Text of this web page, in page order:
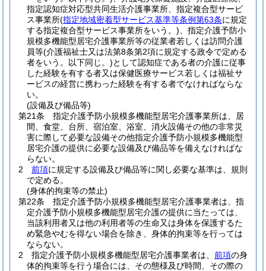
指定認知症対応型共同生活介護事業所、指定複合型サービ
ス事業所(指定地域密着型サービス基準等条例第63条に規定
する指定複合型サービス事業所をいう。) 、指定介護予防小
規模多機能型居宅介護事業所等の従業者若しくは訪問介護
員等(介護福祉士又は法第8条第2項に規定する政令で定める
者をいう。以下同じ。)として認知症である者の介護に従事
した経験を有する者又は保健医療サービス若しくは福祉サ
ービスの経営に携わった経験を有する者でなければならな
い。
(設備及び備品等)
第21条
指定介護予防小規模多機能型居宅介護事業所は、居
間、食堂、台所、宿泊室、浴室、消火設備その他の非常災
害に際して必要な設備その他指定介護予防小規模多機能型
居宅介護の提供に必要な設備及び備品等を備えなければな
らない。
2
前項に規定する設備及び備品等に関し必要な基準は、規則
で定める。
(身体的拘束等の禁止)
第22条
指定介護予防小規模多機能型居宅介護事業者は、指
定介護予防小規模多機能型居宅介護の提供に当たっては、
当該利用者又は他の利用者等の生命又は身体を保護するた
め緊急やむを得ない場合を除き、身体的拘束等を行っては
ならない。
2
指定介護予防小規模多機能型居宅介護事業者は、 前項の身
体的拘束等を行う場合には、その態様及び時間、その際の